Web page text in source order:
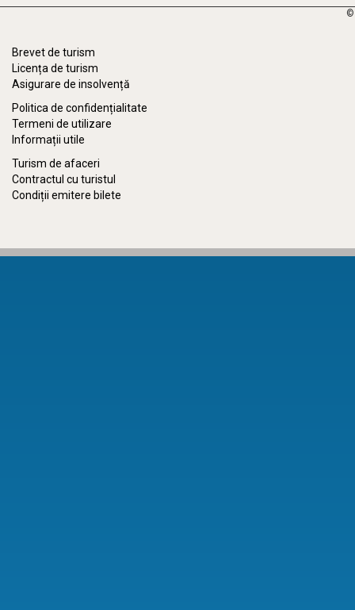
©
Brevet de turism
Licența de turism
Asigurare de insolvență
Politica de confidențialitate
Termeni de utilizare
Informații utile
Turism de afaceri
Contractul cu turistul
Condiții emitere bilete